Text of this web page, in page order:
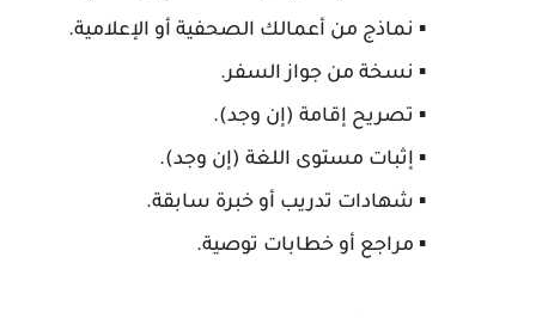
▪️ نماذج من أعمالك الصحفية أو الإعلامية.
▪️ نسخة من جواز السفر.
▪️ تصريح إقامة (إن وجد).
▪️ إثبات مستوى اللغة (إن وجد).
▪️ شهادات تدريب أو خبرة سابقة.
▪️ مراجع أو خطابات توصية.